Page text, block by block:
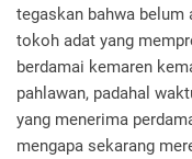
tegaskan bahwa belum
tokoh adat yang
berdamai kemaren
pahlawan, padahal
yang menerima
mengapa sekarang